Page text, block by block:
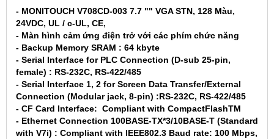
- MONITOUCH V708CD-003 7.7 "" VGA STN, 128 Màu,
24VDC, UL / c-UL, CE,
- Màn hình cảm ứng điện trở với các phím chức năng
- Backup Memory SRAM : 64 kbyte
- Serial Interface for PLC Connection (D-sub 25-pin,
female) : RS-232C, RS-422/485
- Serial Interface 1, 2 for Screen Data Transfer/External
Connection (Modular jack, 8-pin) :RS-232C, RS-422/485
- CF Card Interface: Compliant with CompactFlashTM
- Ethernet Connection 100BASE-TX*3/10BASE-T (Standard
with V7i) : Compliant with IEEE802.3 Baud rate: 100 Mbps,